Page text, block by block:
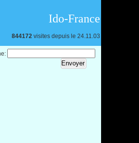
Ido-France
844172 visites depuis le 24.11.03